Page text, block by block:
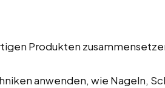
Produkten
anwenden, wie Nageln,